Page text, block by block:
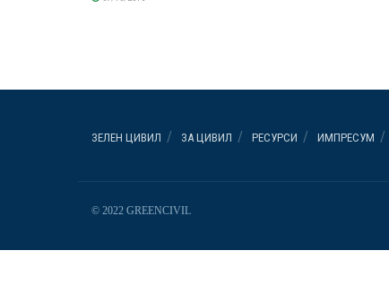
ЗЕЛЕН ЦИВИЛ ЗА ЦИВИЛ РЕСУРСИ ИМПРЕСУМ
© 2022 GREENCIVIL